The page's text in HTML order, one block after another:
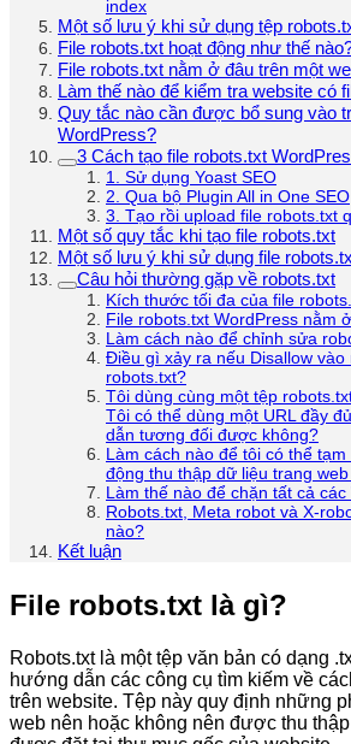
index
Một số lưu ý khi sử dụng tệp
File robots.txt hoạt động như thế
File robots.txt nằm ở đâu trên một
Làm thế nào để kiểm tra website có
Quy tắc nào cần được bổ sung vào
WordPress?
3 Cách tạo file robots.txt
1. Sử dụng Yoast SEO
2. Qua bộ Plugin All in One SEO
3. Tạo rồi upload file robots.txt
Một số quy tắc khi tạo file robots.txt
Một số lưu ý khi sử dụng file
Câu hỏi thường gặp về robots.txt
Kích thước tối đa của file
File robots.txt WordPress nằm
Làm cách nào để chỉnh sửa
Điều gì xảy ra nếu Disallow vào
robots.txt?
Tôi dùng cùng một tệp
Tôi có thể dùng một URL đầy
dẫn tương đối được không?
Làm cách nào để tôi có thể
động thu thập dữ liệu trang
Làm thế nào để chặn tất cả
Robots.txt, Meta robot và X-
nào?
Kết luận
File robots.txt là gì?
Robots.txt là một tệp văn bản có dạng
hướng dẫn các công cụ tìm kiếm về
trên website. Tệp này quy định những
web nên hoặc không nên được thu